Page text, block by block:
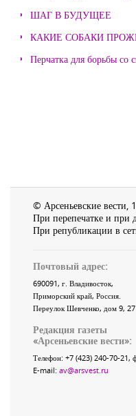
ШАГ В БУДУЩЕЕ
КАКИЕ СОБАКИ
Перчатка для борьбы со
© Арсеньевские
При перепечатке и при
При републикации в
Почтовый адрес:
690091, г. Владивосток,
Приморский край, Россия.
Переулок Шевченко, дом 9, 27
Редакция газеты
«Арсеньевские вести»:
Телефон: +7 (423) 240-70-21,
E-mail: av@arsvest.ru